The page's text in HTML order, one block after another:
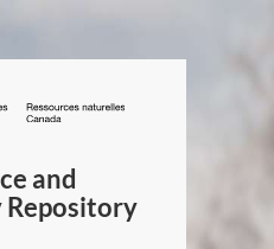
/
Canada
and
Repository